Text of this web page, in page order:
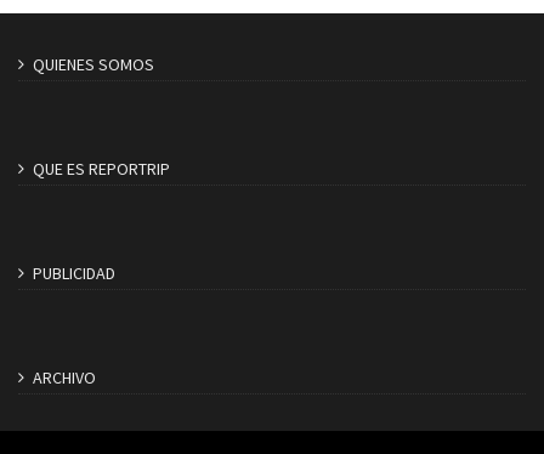
QUIENES SOMOS
QUE ES REPORTRIP
PUBLICIDAD
ARCHIVO